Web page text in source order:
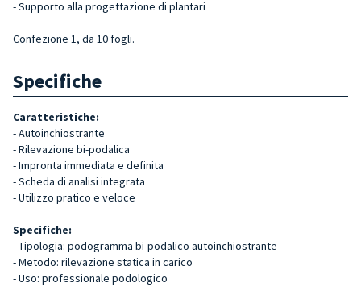
- Supporto alla progettazione di plantari
Confezione 1, da 10 fogli.
Specifiche
Caratteristiche:
- Autoinchiostrante
- Rilevazione bi-podalica
- Impronta immediata e definita
- Scheda di analisi integrata
- Utilizzo pratico e veloce
Specifiche:
- Tipologia: podogramma bi-podalico autoinchiostrante
- Metodo: rilevazione statica in carico
- Uso: professionale podologico